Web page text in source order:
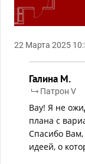
22 Марта 2025
Галина М.
Патрон V
Вау! Я не
плана с
Спасибо
идеей, о